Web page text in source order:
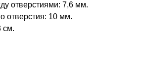
отверстиями: 7,6 мм.
отверстия: 10 мм.
см.